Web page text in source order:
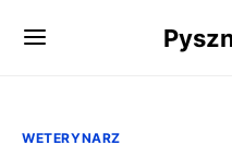
WETERYNARZ